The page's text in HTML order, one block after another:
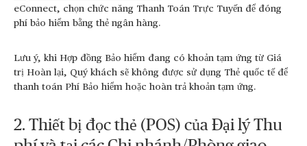
eConnect, chọn chức năng Thanh Toán Trực Tuyến để đóng
phí bảo hiểm bằng thẻ ngân hàng.
Lưu ý, khi Hợp đồng Bảo hiểm đang có khoản tạm ứng từ Giá
trị Hoàn lại, Quý khách sẽ không được sử dụng Thẻ quốc tế để
thanh toán Phí Bảo hiểm hoặc hoàn trả khoản tạm ứng.
2. Thiết bị đọc thẻ (POS) của Đại lý Thu